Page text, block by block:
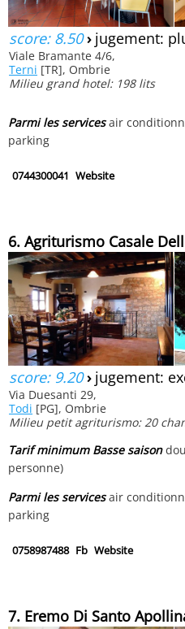
score: 8.50› jugement:
Viale Bramante 4/6,
Terni [TR], Ombrie
Milieu grand hotel: 198 lits
Parmi les servicesair
parking
0744300041 Website
6. Agriturismo Casale
score: 9.20› jugement:
Via Duesanti 29,
Todi [PG], Ombrie
Milieu petit agriturismo: 20
Tarif minimum Basse saison
personne)
Parmi les servicesair
parking
0758987488 Fb Website
7. Eremo Di Santo